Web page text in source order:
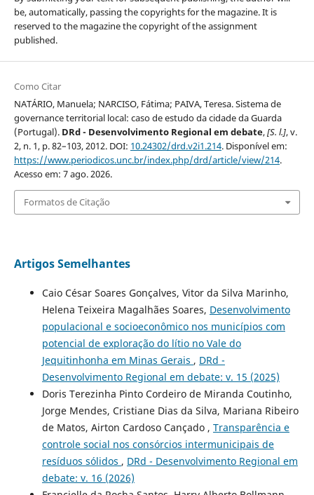
be, automatically, passing the copyrights for the magazine. It is
reserved to the magazine the copyright of the assignment
published.
Como Citar
NATÁRIO, Manuela; NARCISO, Fátima; PAIVA, Teresa. Sistema de
governance territorial local: caso de estudo da cidade da Guarda
(Portugal). DRd - Desenvolvimento Regional em debate,[S. l.], v.
2, n. 1, p. 82–103, 2012. DOI: 10.24302/drd.v2i1.214. Disponível em:
https://www.periodicos.unc.br/index.php/drd/article/view/214.
Acesso em: 7 ago. 2026.
Formatos de Citação
Artigos Semelhantes
Caio César Soares Gonçalves, Vitor da Silva Marinho,
Helena Teixeira Magalhães Soares, Desenvolvimento
populacional e socioeconômico nos municípios com
potencial de exploração do lítio no Vale do
Jequitinhonha em Minas Gerais , DRd -
Desenvolvimento Regional em debate: v. 15 (2025)
Doris Terezinha Pinto Cordeiro de Miranda Coutinho,
Jorge Mendes, Cristiane Dias da Silva, Mariana Ribeiro
de Matos, Airton Cardoso Cançado , Transparência e
controle social nos consórcios intermunicipais de
resíduos sólidos , DRd - Desenvolvimento Regional em
debate: v. 16 (2026)